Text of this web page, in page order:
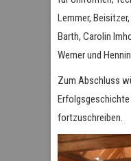
Lemmer,
Barth, Carolin
Werner und
Zum Abschluss
fortzuschreiben.